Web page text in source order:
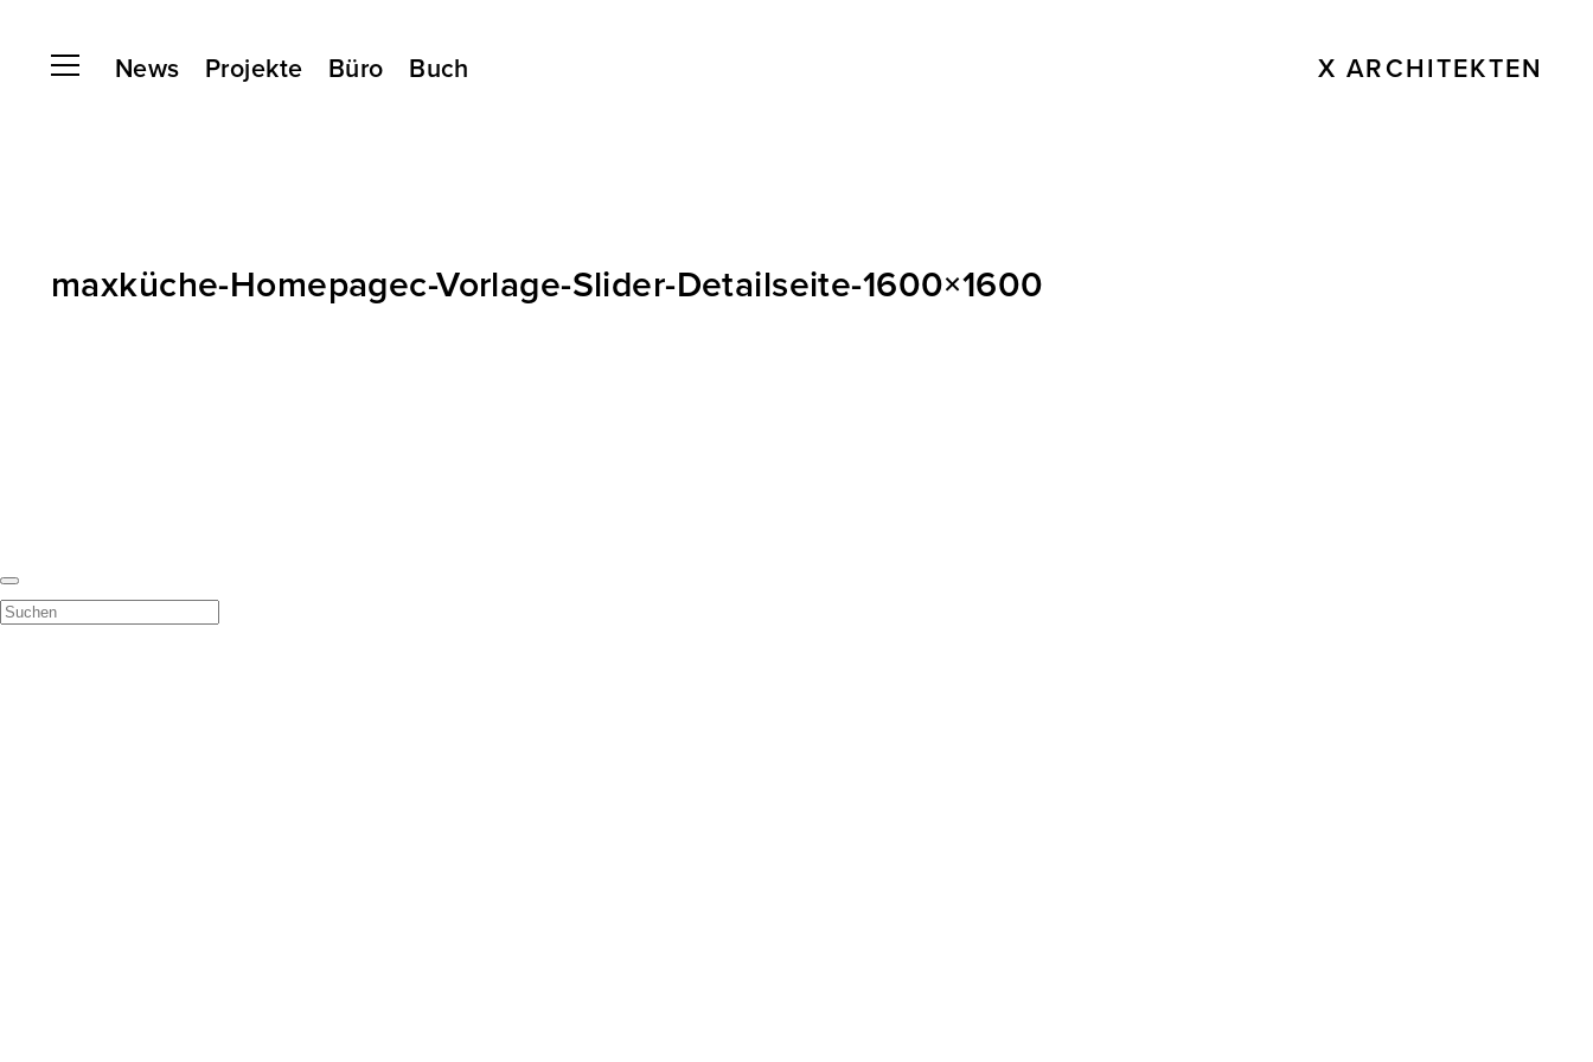
News Projekte Büro Buch X ARCHITEKTEN
maxküche-Homepagec-Vorlage-Slider-Detailseite-1600×1600